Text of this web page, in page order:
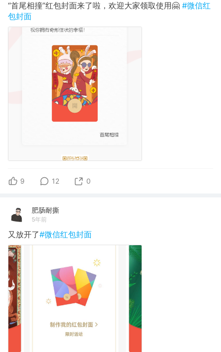
“首尾相撞”红包封面来了啦，欢迎大家领取使用🤗 #微信红
包封面
9 12 0
肥肠耐撕
5年前
又放开了#微信红包封面